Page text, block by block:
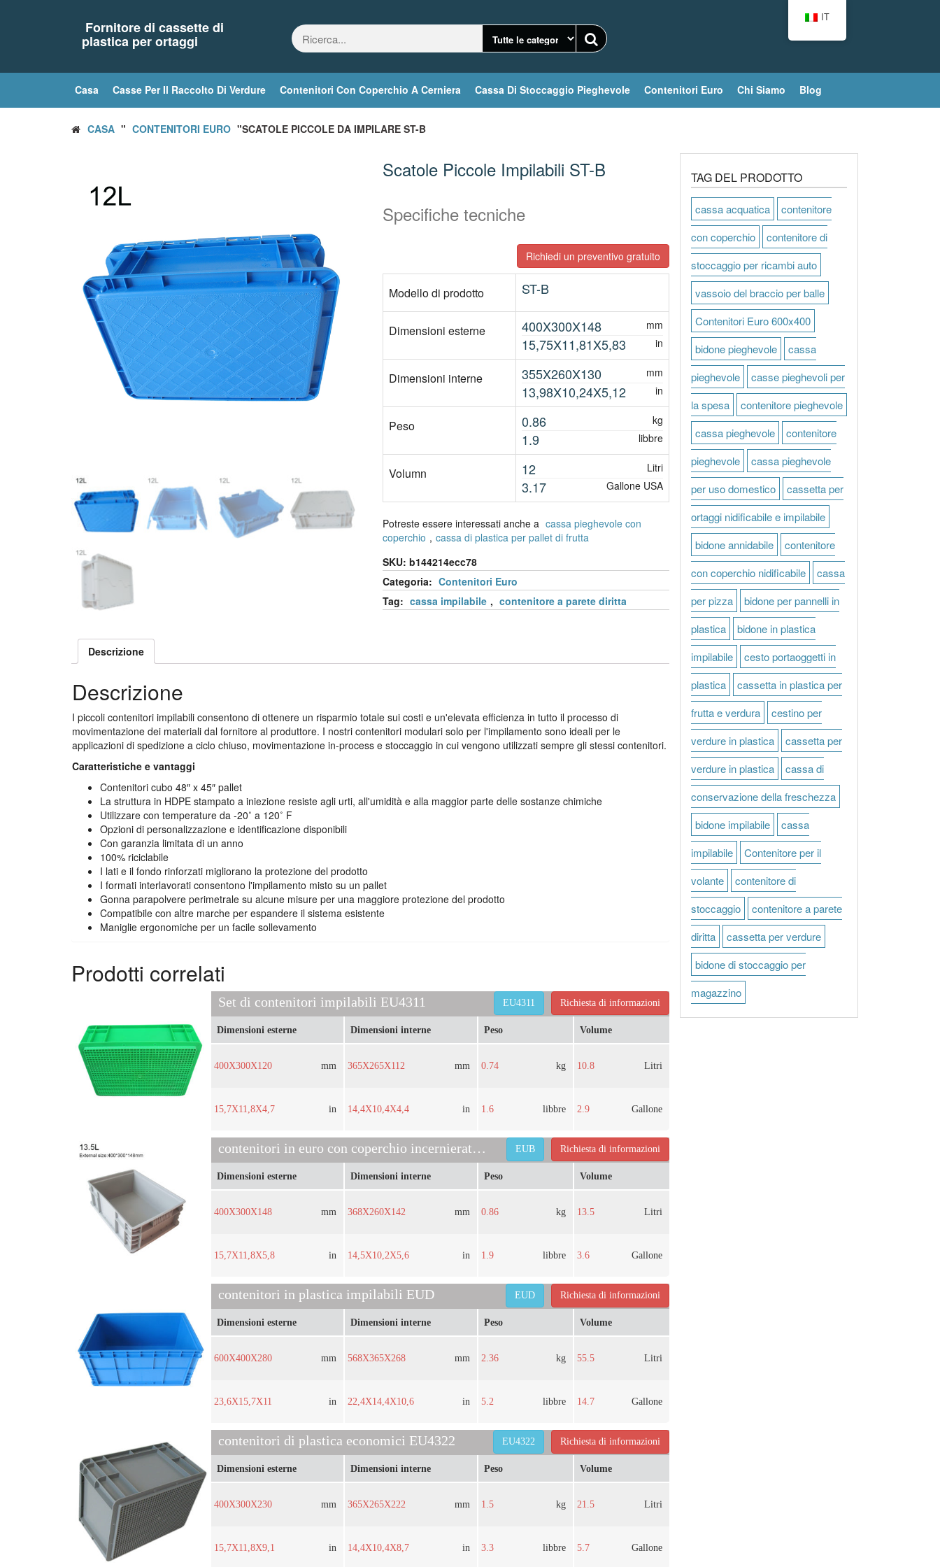
Fornitore di cassette di
plastica per ortaggi
Casa Casse Per Il Raccolto Di Verdure Contenitori Con Coperchio A Cerniera Cassa Di Stoccaggio Pieghevole Contenitori Euro Chi Siamo Blog
CASA " CONTENITORI EURO "SCATOLE PICCOLE DA IMPILARE ST-B
Scatole Piccole Impilabili ST-B
Specifiche tecniche
Richiedi un preventivo gratuito
Modello di prodotto ST-B
Dimensioni esterne 400X300X148 mm
15,75X11,81X5,83 in
Dimensioni interne 355X260X130 mm
13,98X10,24X5,12 in
Peso 0.86 kg
1.9 libbre
Volumn 12 Litri
3.17 Gallone USA
Potreste essere interessati anche a cassa pieghevole con
coperchio , cassa di plastica per pallet di frutta
SKU: b144214ecc78
Categoria: Contenitori Euro
Tag: cassa impilabile , contenitore a parete diritta
Descrizione
Descrizione
I piccoli contenitori impilabili consentono di ottenere un risparmio totale sui costi e un'elevata efficienza in tutto il processo di
movimentazione dei materiali dal fornitore al produttore. I nostri contenitori modulari solo per l'impilamento sono ideali per le
applicazioni di spedizione a ciclo chiuso, movimentazione in-process e stoccaggio in cui vengono utilizzati sempre gli stessi contenitori.
Caratteristiche e vantaggi
Contenitori cubo 48″ x 45″ pallet
La struttura in HDPE stampato a iniezione resiste agli urti, all'umidità e alla maggior parte delle sostanze chimiche
Utilizzare con temperature da -20˚ a 120˚ F
Opzioni di personalizzazione e identificazione disponibili
Con garanzia limitata di un anno
100% riciclabile
I lati e il fondo rinforzati migliorano la protezione del prodotto
I formati interlavorati consentono l'impilamento misto su un pallet
Gonna parapolvere perimetrale su alcune misure per una maggiore protezione del prodotto
Compatibile con altre marche per espandere il sistema esistente
Maniglie ergonomiche per un facile sollevamento
Prodotti correlati
Set di contenitori impilabili EU4311 Richiesta di informazioni
EU4311
Dimensioni esterne
400X300X120 mm
15,7X11,8X4,7 in
Dimensioni interne
365X265X112 mm
14,4X10,4X4,4 in
Peso
0.74 kg
1.6 libbre
Volume
10.8 Litri
2.9 Gallone
contenitori in euro con coperchio incernierato EUB Richiesta di informazioni
EUB
Dimensioni esterne
400X300X148 mm
15,7X11,8X5,8 in
Dimensioni interne
368X260X142 mm
14,5X10,2X5,6 in
Peso
0.86 kg
1.9 libbre
Volume
13.5 Litri
3.6 Gallone
contenitori in plastica impilabili EUD Richiesta di informazioni
EUD
Dimensioni esterne
600X400X280 mm
23,6X15,7X11 in
Dimensioni interne
568X365X268 mm
22,4X14,4X10,6 in
Peso
2.36 kg
5.2 libbre
Volume
55.5 Litri
14.7 Gallone
contenitori di plastica economici EU4322 Richiesta di informazioni
EU4322
Dimensioni esterne
400X300X230 mm
15,7X11,8X9,1 in
Dimensioni interne
365X265X222 mm
14,4X10,4X8,7 in
Peso
1.5 kg
3.3 libbre
Volume
21.5 Litri
5.7 Gallone
TAG DEL PRODOTTO
cassa acquatica
contenitore
con coperchio
contenitore di
stoccaggio per ricambi auto
vassoio del braccio per balle
Contenitori Euro 600x400
bidone pieghevole
cassa
pieghevole
casse pieghevoli per
la spesa
contenitore pieghevole
cassa pieghevole
contenitore
pieghevole
cassa pieghevole
per uso domestico
cassetta per
ortaggi nidificabile e impilabile
bidone annidabile
contenitore
con coperchio nidificabile
cassa
per pizza
bidone per pannelli in
plastica
bidone in plastica
impilabile
cesto portaoggetti in
plastica
cassetta in plastica per
frutta e verdura
cestino per
verdure in plastica
cassetta per
verdure in plastica
cassa di
conservazione della freschezza
bidone impilabile
cassa
impilabile
Contenitore per il
volante
contenitore di
stoccaggio
contenitore a parete
diritta
cassetta per verdure
bidone di stoccaggio per
magazzino
IT